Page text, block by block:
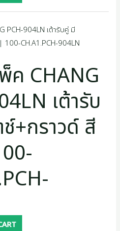
ค CHANG
เต้ารับ
+กราวด์ สี